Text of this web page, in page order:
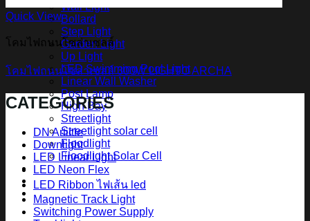
Wall Light
Bollard
Step Light
Garden Light
Up Light
LED Swimming Pool Light
Linear Wall Washer
Post Lamp
High Bay
Streetlight
Streetlight solar cell
Floodlight
Floodlight Solar Cell
ผลงาน
Article
Contact Us
Quick View
โคมไฟถนนโซล่าเซลล์
โคมไฟถนนโซล่าเซลล์ 300W LIGHTO ARCHA
CATEGORIES
DN Article
Downlight
LED Linear Light
LED Neon Flex
LED Ribbon ไฟเส้น led
Magnetic Track Light
Switching Power Supply